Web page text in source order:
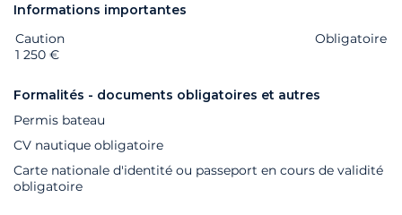
Informations importantes
Extras Statut
Caution
Obligatoire
1 250 €
Formalités - documents obligatoires et autres
Permis bateau
CV nautique obligatoire
Carte nationale d'identité ou passeport en cours de validité
obligatoire